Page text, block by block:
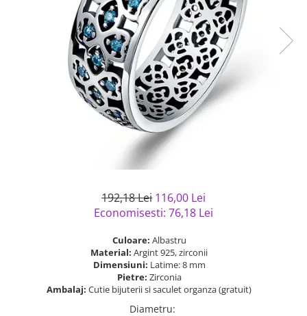
semipretioase
Bijuterii argint placat cu aur
Bijuterii argint cu diverse
Bijuterii argint cu murano
Bijuterii de Lux
Bijuterii gotice si rock
Bijuterii Handmade
Bijuterii fantezie
Casete si cutii de bijuterii
192,18 Lei 116,00 Lei
Economisesti: 76,18 Lei
Culoare: Albastru
Material: Argint 925, zirconii
Dimensiuni: Latime: 8 mm
Pietre: Zirconia
Ambalaj: Cutie bijuterii si saculet organza (gratuit)
Diametru: